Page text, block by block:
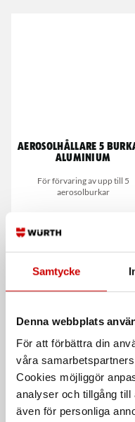
Samtycke
Denna webbplats
För att förbättra din
våra
Cookies möjliggör
analyser och tillgång till
även för personliga
Aerosolhållare 5
aluminium
För förvaring av upp till 5
aerosolburkar
Aerosolhållare 12
För flaskor med max diameter
mm
De som köpte,